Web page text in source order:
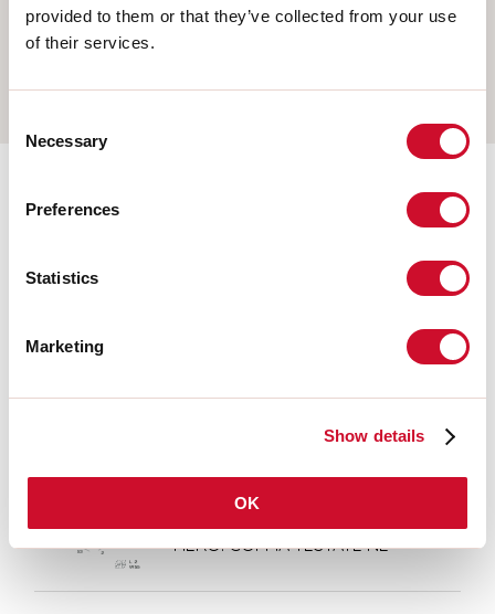
provided to them or that they’ve collected from your use
of their services.
Selection
Necessary
Preferences
Statistics
Marketing
Show details
OK
PENDEL
OPBOUW WAND
RAIL
Aanvullende accessoires
108678.02
HERO: COPPIA TESTATE NE